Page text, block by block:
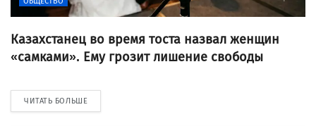
Казахстанец во время тоста назвал женщин
«самками». Ему грозит лишение свободы
ЧИТАТЬ БОЛЬШЕ